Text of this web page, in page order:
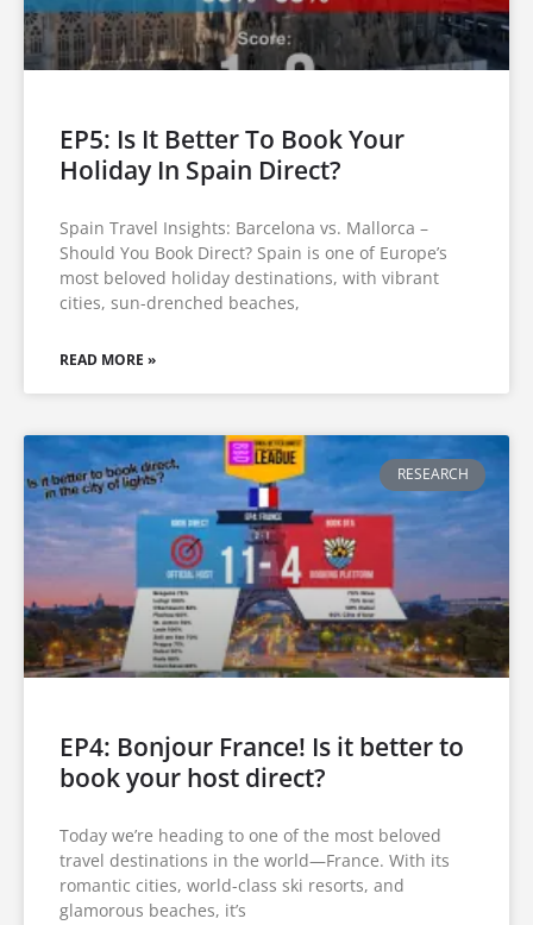
EP5: Is It Better To Book Your
Holiday In Spain Direct?
Spain Travel Insights: Barcelona vs. Mallorca –
Should You Book Direct? Spain is one of Europe’s
most beloved holiday destinations, with vibrant
cities, sun-drenched beaches,
READ MORE »
RESEARCH
EP4: Bonjour France! Is it better to
book your host direct?
Today we’re heading to one of the most beloved
travel destinations in the world—France. With its
romantic cities, world-class ski resorts, and
glamorous beaches, it’s